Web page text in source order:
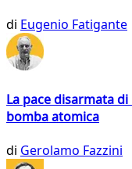
di Eugenio Fatigante
La pace disarmata
bomba atomica
di Gerolamo Fazzini